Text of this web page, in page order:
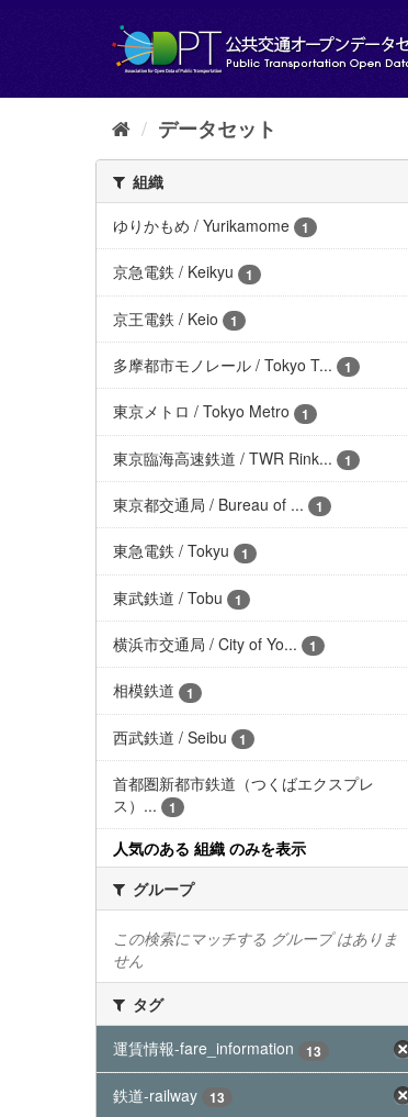
し
データセット
組織
ゆりかもめ / Yurikamome
1
京急電鉄 / Keikyu 1
京王電鉄 / Keio 1
多摩都市モノレール / Tokyo T... 1
東京メトロ / Tokyo Metro 1
東京臨海高速鉄道 / TWR Rink... 1
東京都交通局 / Bureau of ... 1
東急電鉄 / Tokyu 1
東武鉄道 / Tobu 1
横浜市交通局 / City of Yo... 1
相模鉄道 1
西武鉄道 / Seibu 1
首都圏新都市鉄道（つくばエクスプレ
ス）...
1
人気のある 組織 のみを表示
グループ
この検索にマッチする グループ はありま
せん
タグ
運賃情報-fare_information
13
鉄道-railway 13